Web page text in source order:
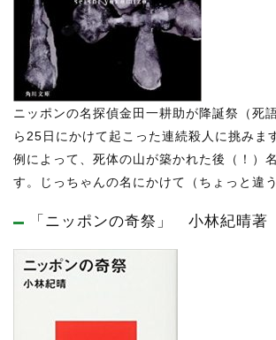
ニッポンの名探偵金田一耕助が降誕祭（死
ら25日にかけて起こった連続殺人に挑みま
例によって、死体の山が築かれた後（！）
す。じっちゃんの名にかけて（ちょっと違う
「ニッポンの奇祭」 小林紀晴著